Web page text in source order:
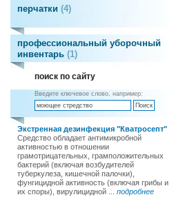
перчатки 4
профессиональный уборочный
инвентарь 1
поиск по сайту
Введите ключевое слово, например:
Экстренная дезинфекция "Кватросепт"
Средство обладает антимикробной
активностью в отношении
грамотрицательных, грамположительных
бактерий (включая возбудителей
туберкулеза, кишечной палочки),
фунгицидной активность (включая грибы и
их споры), вирулицидной ... подробнее